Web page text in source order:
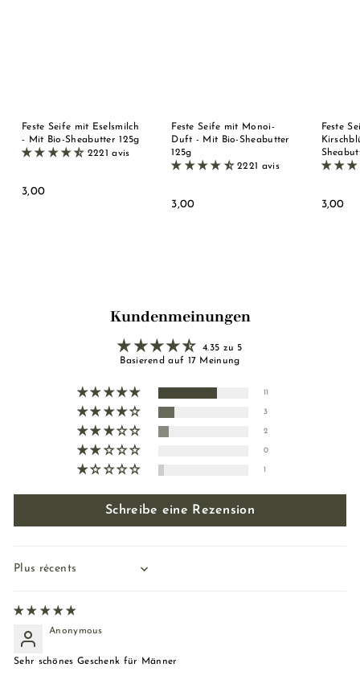
Feste Seife mit Eselsmilch
- Mit Bio-Sheabutter 125g
2221 avis
3,003
Feste Seife mit Monoi-
Duft - Mit Bio-Sheabutter
125g
2221 avis
3,003
Feste
3,003
Kundenmeinungen
4.35 zu 5
Basierend auf 17 Meinung
11
3
2
0
1
Schreibe eine Rezension
Sort by
Anonymous
Sehr schönes Geschenk für Männer